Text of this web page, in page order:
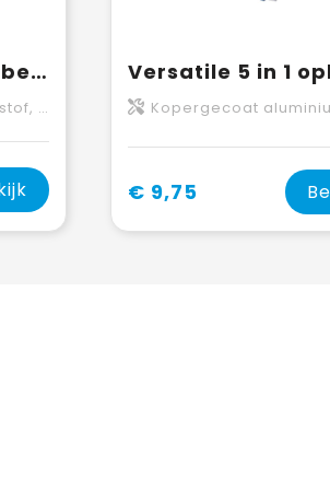
SCX.design C16 kabel met oplichtende ring
Metaal Kopergecoat aluminium,
€ 9,75